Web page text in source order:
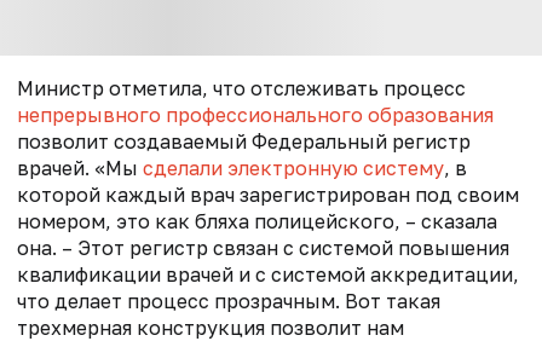
Министр отметила, что отслеживать процесс
непрерывного профессионального образования
позволит создаваемый Федеральный регистр
врачей. «Мы сделали электронную систему, в
которой каждый врач зарегистрирован под своим
номером, это как бляха полицейского, – сказала
она. – Этот регистр связан с системой повышения
квалификации врачей и с системой аккредитации,
что делает процесс прозрачным. Вот такая
трехмерная конструкция позволит нам